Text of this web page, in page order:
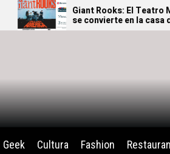
Giant Rooks: El Teatro
se convierte en la casa del pop
alternativo alemán
Geek Cultura Fashion